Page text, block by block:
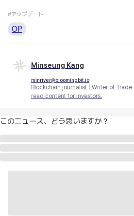
#アップデート
OP
Minseung Kang
minriver@bloomingbit.io
Blockchain journalist | Writer of
read content for investors.
このニュース、どう思いますか？